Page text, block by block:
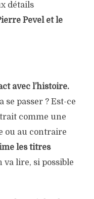
détails
Pevel et le
avec l’histoire.
se passer ? Est-ce
comme une
ou au contraire
les titres
va lire, si possible